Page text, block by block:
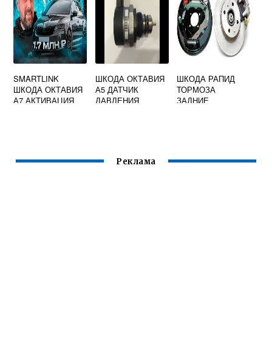
SMARTLINK
ШКОДА ОКТАВИЯ
А7 АКТИВАЦИЯ
ШКОДА ОКТАВИЯ
А5 ДАТЧИК
ДАВЛЕНИЯ
ШКОДА РАПИД
ТОРМОЗА
ЗАДНИЕ
Реклама